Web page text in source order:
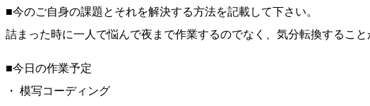
■今のご自身の課題とそれを解決する方法を記載して下さい。
詰まった時に一人で悩んで夜まで作業するのでなく、気分転換すること
■今日の作業予定
・ 模写コーディング